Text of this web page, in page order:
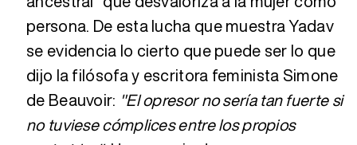
persona. De esta lucha que muestra Yadav
se evidencia lo cierto que puede ser lo que
dijo la filósofa y escritora feminista Simone
de Beauvoir: "El opresor no sería tan fuerte si
no tuviese cómplices entre los propios